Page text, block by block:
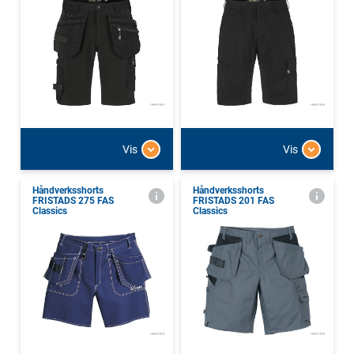
Vis Vis
Håndverksshorts
FRISTADS 275 FAS
Classics
Håndverksshorts
FRISTADS 201 FAS
Classics